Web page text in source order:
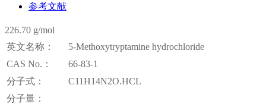
参考文献
226.70 g/mol
英文名称：
5-Methoxytryptamine hydrochloride
CAS No.：
66-83-1
分子式：
C11H14N2O.HCL
分子量：